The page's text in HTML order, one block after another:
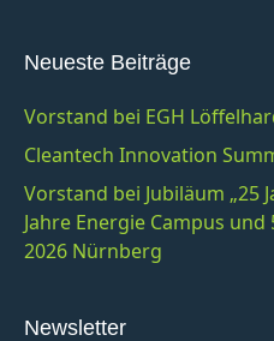
Neueste Beiträge
Vorstand bei EGH
Cleantech Innovation
Vorstand bei Jubiläum „25
Jahre Energie Campus
2026 Nürnberg
Newsletter